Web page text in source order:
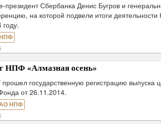
Сбербанка Денис Бугров и
на которой подвели итоги
НПФ «Алмазная осень»
государственную регистрацию выпуска
от 26.11.2014.
НПФ